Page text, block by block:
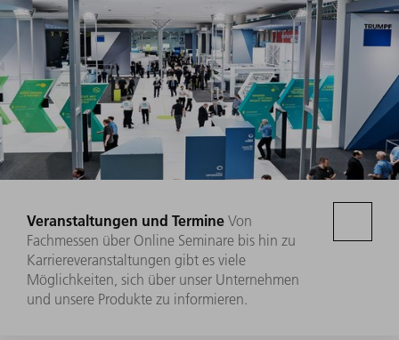
Veranstaltungen und Termine Von
Fachmessen über Online Seminare bis hin zu
Karriereveranstaltungen gibt es viele
Möglichkeiten, sich über unser Unternehmen
und unsere Produkte zu informieren.